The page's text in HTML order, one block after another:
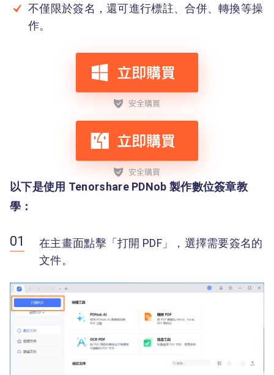
不僅限於簽名，還可進行標註、合併、轉換等操
作。
以下是使用 Tenorshare PDNob 製作數位簽章教
學：
在主畫面點擊「打開 PDF」，選擇需要簽名的
文件。